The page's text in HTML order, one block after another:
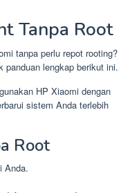
Tanpa Root
tanpa perlu repot rooting?
panduan lengkap berikut ini.
HP Xiaomi dengan
sistem Anda terlebih
Root
Anda.